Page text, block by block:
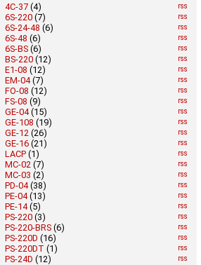
rss
4C-37 (4)
rss
6S-220 (7)
rss
6S-24-48 (6)
rss
6S-48 (6)
rss
6S-BS (6)
rss
BS-220 (12)
rss
E1-08 (12)
rss
EM-04(7)
rss
FO-08 (12)
rss
FS-08 (9)
rss
GE-04(15)
rss
GE-108 (19)
rss
GE-12 (26)
rss
GE-16 (21)
rss
LACP (1)
rss
MC-02 (7)
rss
MC-03 (2)
rss
PD-04(38)
rss
PE-04(13)
rss
PE-14(5)
rss
PS-220 (3)
rss
PS-220-BRS (6)
rss
PS-220D (16)
rss
PS-220DT (1)
rss
PS-24D (12)